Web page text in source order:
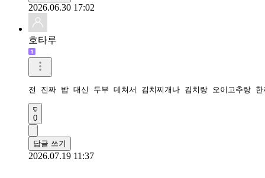
2026.06.30 17:02
호타루
전 진짜 밥 대신 두부 데쳐서 김치찌개나 김치랑 오이고추랑
0
답글 쓰기
2026.07.19 11:37